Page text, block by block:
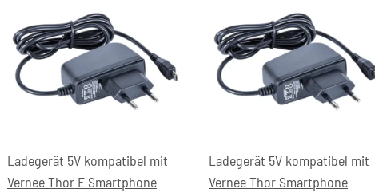
Ladegerät 5V kompatibel mit
Vernee Thor E Smartphone
Ladegerät 5V kompatibel mit
Vernee Thor Smartphone